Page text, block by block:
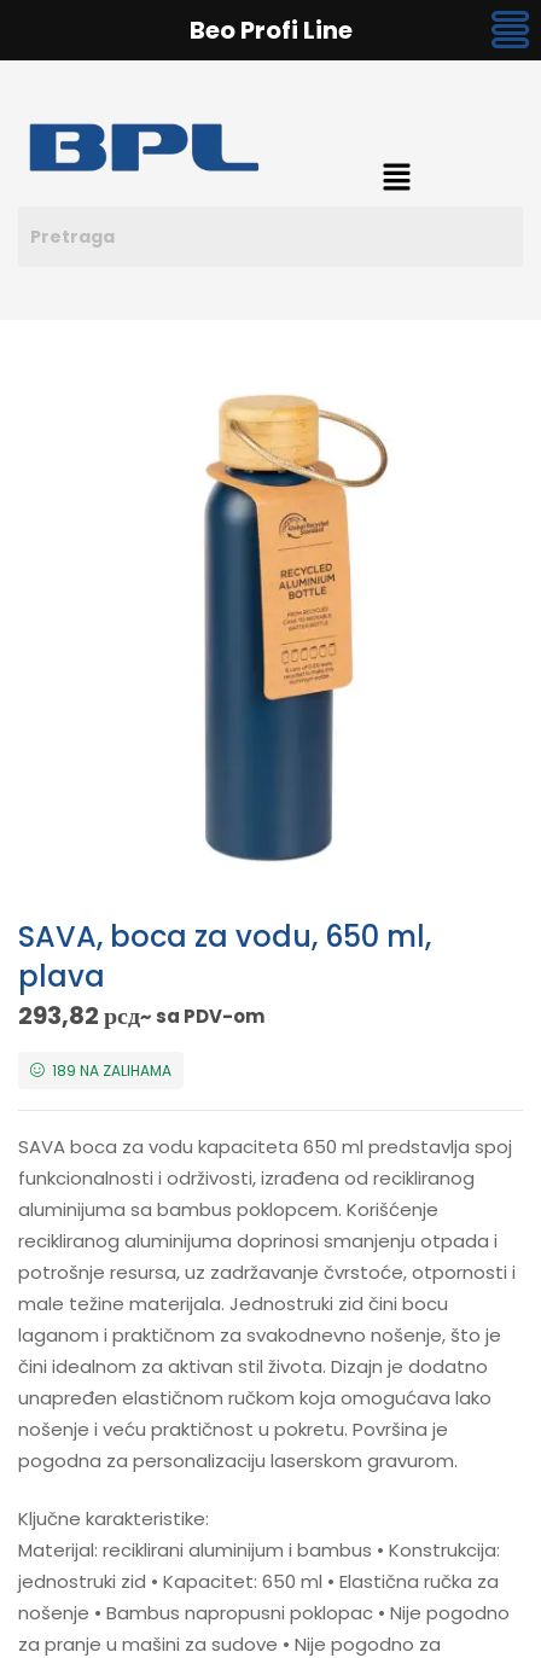
SAVA, boca za vodu, 650 ml,
plava
293,82рсд~ sa PDV-om
189 NA ZALIHAMA
SAVA boca za vodu kapaciteta 650 ml predstavlja spoj
funkcionalnosti i održivosti, izrađena od recikliranog
aluminijuma sa bambus poklopcem. Korišćenje
recikliranog aluminijuma doprinosi smanjenju otpada i
potrošnje resursa, uz zadržavanje čvrstoće, otpornosti i
male težine materijala. Jednostruki zid čini bocu
laganom i praktičnom za svakodnevno nošenje, što je
čini idealnom za aktivan stil života. Dizajn je dodatno
unapređen elastičnom ručkom koja omogućava lako
nošenje i veću praktičnost u pokretu. Površina je
pogodna za personalizaciju laserskom gravurom.
Ključne karakteristike:
Materijal: reciklirani aluminijum i bambus • Konstrukcija:
jednostruki zid • Kapacitet: 650 ml • Elastična ručka za
nošenje • Bambus napropusni poklopac • Nije pogodno
za pranje u mašini za sudove • Nije pogodno za
Beo Profi Line